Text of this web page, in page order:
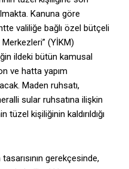
Kanuna göre
valiliğe bağlı özel bütçeli
(YİKM)
ildeki bütün kamusal
ve hatta yapım
Maden ruhsatı,
sular ruhsatına ilişkin
kişiliğinin kaldırıldığı
gerekçesinde,